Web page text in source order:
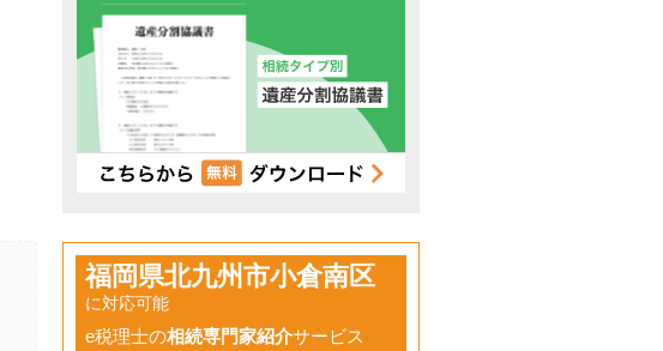
福岡県北九州市小倉南区
に対応可能
e税理士の相続専門家紹介サービス